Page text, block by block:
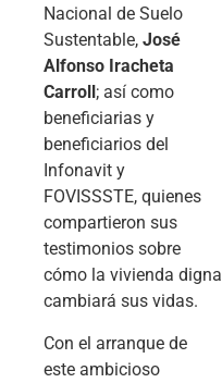
Nacional de Suelo
Sustentable, José
Alfonso Iracheta
Carroll ; así como
beneficiarias y
beneficiarios del
Infonavit y
FOVISSSTE, quienes
compartieron sus
testimonios sobre
cómo la vivienda digna
cambiará sus vidas.
Con el arranque de
este ambicioso